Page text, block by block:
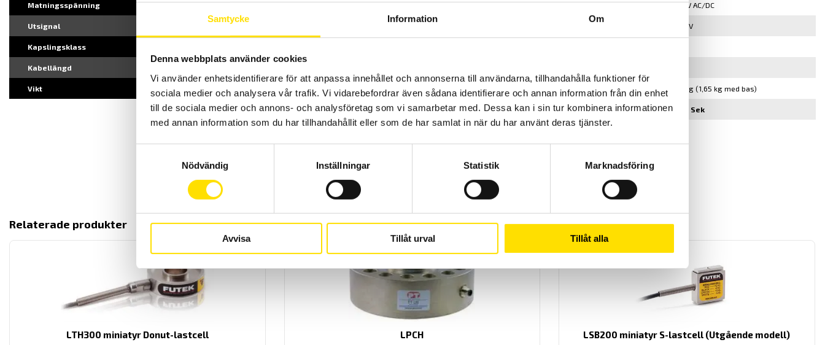
Samtycke Information Om
Denna webbplats använder cookies
Vi använder enhetsidentifierare för att anpassa innehållet och annonserna till användarna, tillhandahålla funktioner för
sociala medier och analysera vår trafik. Vi vidarebefordrar även sådana identifierare och annan information från din enhet
till de sociala medier och annons- och analysföretag som vi samarbetar med. Dessa kan i sin tur kombinera informationen
med annan information som du har tillhandahållit eller som de har samlat in när du har använt deras tjänster.
Nödvändig
Inställningar Statistik Marknadsföring
Avvisa Tillåt urval Tillåt alla
Matningsspänning 2...15 V AC/DC 2...15 V AC/DC 2...15 V AC/DC 2...15 V AC/DC
Utsignal 2 mV/V
Kapslingsklass
Kabellängd
Vikt 0,75 kg (1,65 kg med bas) 0,75 kg (1,65 kg med bas) 0,75 kg (1,65 kg med bas) 0,75 kg (1,65 kg med bas)
11500 Sek 11500 Sek 11500 Sek 11500 Sek
Relaterade produkter
LTH300 miniatyr Donut-lastcell LPCH LSB200 miniatyr S-lastcell (Utgående modell)